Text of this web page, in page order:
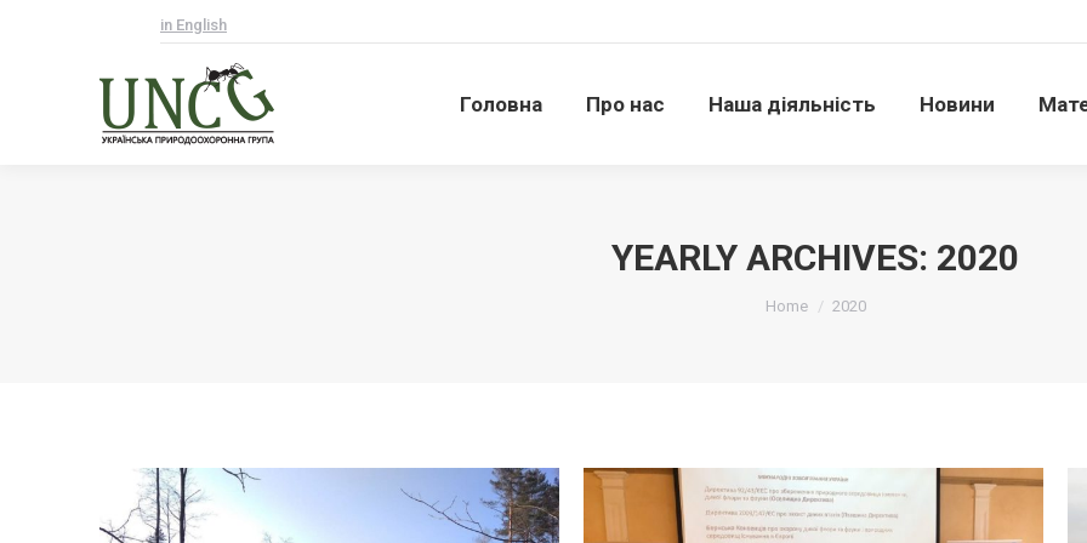
in English
Головна Про нас Наша діяльність Новини
YEARLY ARCHIVES: 2020
Home 2020
Головна Про нас Наша діяльність Новини